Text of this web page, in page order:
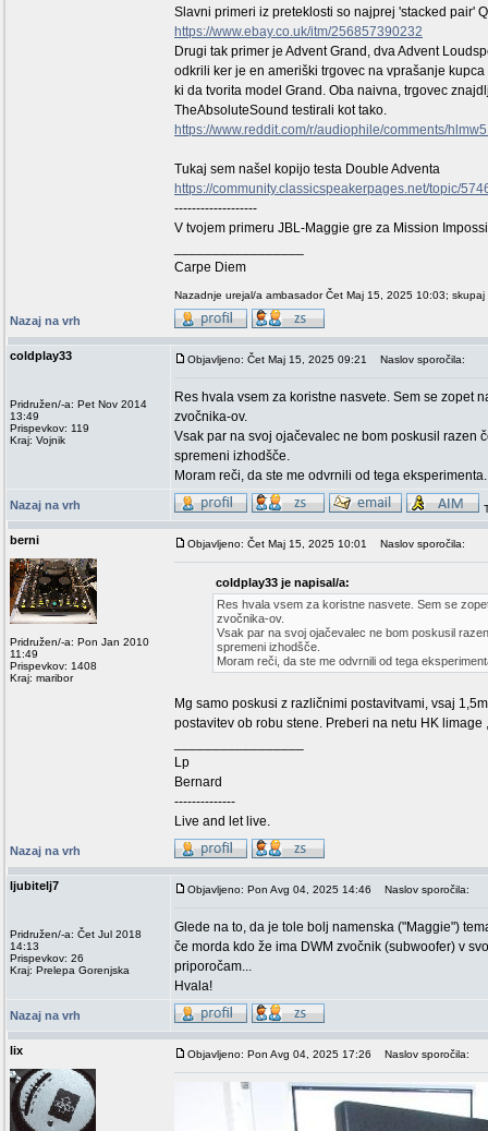
Slavni primeri iz preteklosti so najprej 'stacked pair'
https://www.ebay.co.uk/itm/256857390232
Drugi tak primer je Advent Grand, dva Advent
odkrili ker je en ameriški trgovec na vprašanje
ki da tvorita model Grand. Oba naivna, trgovec
TheAbsoluteSound testirali kot tako.
https://www.reddit.com/r/audiophile/comments/
Tukaj sem našel kopijo testa Double Adventa
https://community.classicspeakerpages.net/topic/
-------------------
V tvojem primeru JBL-Maggie gre za Mission
Carpe Diem
Nazadnje urejal/a ambasador Čet Maj 15, 2025 10:03;
Nazaj na vrh
coldplay33
Pridružen/-a: Pet Nov 2014
13:49
Prispevkov: 119
Kraj: Vojnik
Objavljeno: Čet Maj 15, 2025 09:21 Naslov sporočila:
Res hvala vsem za koristne nasvete. Sem se zopet
zvočnika-ov.
Vsak par na svoj ojačevalec ne bom poskusil razen
spremeni izhodšče.
Moram reči, da ste me odvrnili od tega
Nazaj na vrh
berni
Pridružen/-a: Pon Jan 2010
11:49
Prispevkov: 1408
Kraj: maribor
Objavljeno: Čet Maj 15, 2025 10:01 Naslov sporočila:
coldplay33 je napisal/a:
Res hvala vsem za koristne nasvete. Sem se
zvočnika-ov.
Vsak par na svoj ojačevalec ne bom poskusil
spremeni izhodšče.
Moram reči, da ste me odvrnili od tega
Mg samo poskusi z različnimi postavitvami, vsaj
postavitev ob robu stene. Preberi na netu HK
Lp
Bernard
--------------
Live and let live.
Nazaj na vrh
ljubitelj7
Pridružen/-a: Čet Jul 2018
14:13
Prispevkov: 26
Kraj: Prelepa Gorenjska
Objavljeno: Pon Avg 04, 2025 14:46 Naslov sporočila:
Glede na to, da je tole bolj namenska ("Maggie")
če morda kdo že ima DWM zvočnik (subwoofer) v
priporočam...
Hvala!
Nazaj na vrh
lix Objavljeno: Pon Avg 04, 2025 17:26 Naslov sporočila: